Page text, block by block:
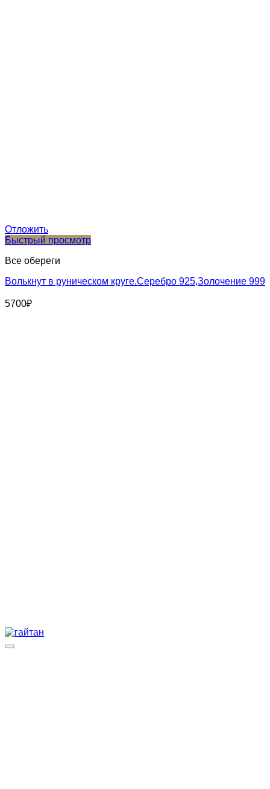
Отложить
Быстрый просмотр
Все обереги
Волькнут в руническом круге.Серебро 925,Золочение 999
5700₽